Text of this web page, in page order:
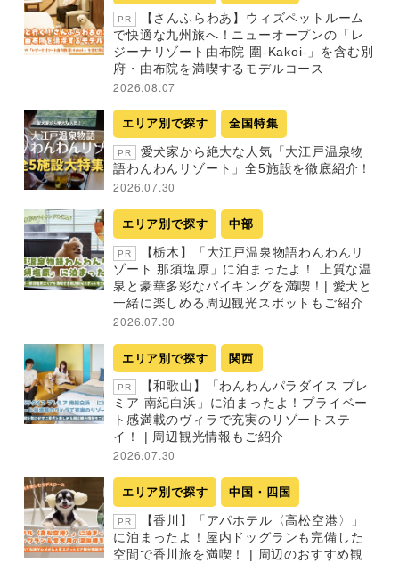
PR
【さんふらわあ】ウィズペットルーム
で快適な九州旅へ！ニューオープンの「レ
ジーナリゾート由布院 圍-Kakoi-」を含む別
府・由布院を満喫するモデルコース
2026.08.07
エリア別で探す 全国特集
PR
愛犬家から絶大な人気「大江戸温泉物
語わんわんリゾート」全5施設を徹底紹介！
2026.07.30
エリア別で探す 中部
PR
【栃木】「大江戸温泉物語わんわんリ
ゾート 那須塩原」に泊まったよ！ 上質な温
泉と豪華多彩なバイキングを満喫！| 愛犬と
一緒に楽しめる周辺観光スポットもご紹介
2026.07.30
エリア別で探す 関西
PR
【和歌山】「わんわんパラダイス プレ
ミア 南紀白浜」に泊まったよ！プライベー
ト感満載のヴィラで充実のリゾートステ
イ！ | 周辺観光情報もご紹介
2026.07.30
エリア別で探す 中国・四国
PR
【香川】「アパホテル〈高松空港〉」
に泊まったよ！屋内ドッグランも完備した
空間で香川旅を満喫！ | 周辺のおすすめ観